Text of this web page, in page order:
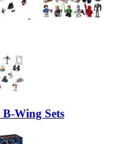
Wing Sets